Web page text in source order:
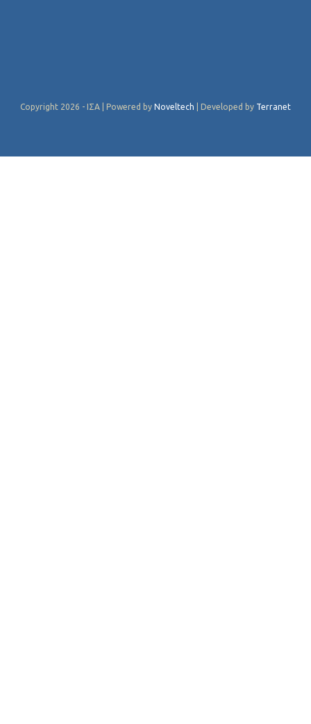
Copyright 2026 - ΙΣΑ | Powered by Noveltech | Developed by Terranet